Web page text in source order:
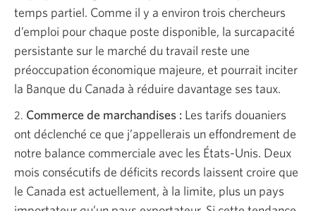
temps partiel. Comme il y a environ trois chercheurs
d’emploi pour chaque poste disponible, la surcapacité
persistante sur le marché du travail reste une
préoccupation économique majeure, et pourrait inciter
la Banque du Canada à réduire davantage ses taux.
2. Commerce de marchandises : Les tarifs douaniers
ont déclenché ce que j’appellerais un effondrement de
notre balance commerciale avec les États-Unis. Deux
mois consécutifs de déficits records laissent croire que
le Canada est actuellement, à la limite, plus un pays